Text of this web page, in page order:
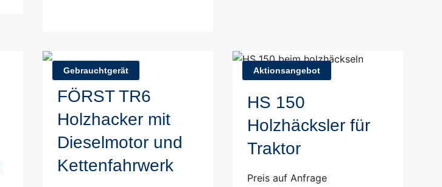
Gebrauchtgerät
FÖRST TR6
Holzhacker mit
Dieselmotor und
Kettenfahrwerk
Aktionsangebot
HS 150
Holzhäcksler für
Traktor
Preis auf Anfrage